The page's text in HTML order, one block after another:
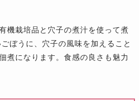
機栽培品と穴子の煮汁を使って煮
ぼうに、穴子の風味を加えること
煮になります。食感の良さも魅力